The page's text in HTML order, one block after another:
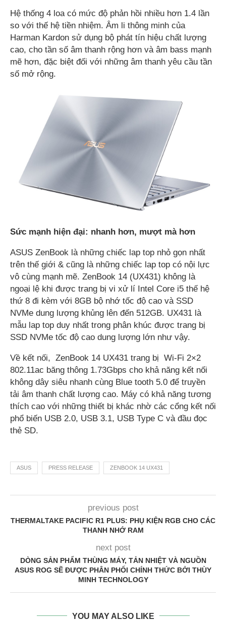
Hệ thống 4 loa có mức độ phản hồi nhiều hơn 1.4 lần
so với thế hệ tiền nhiệm. Âm li thông minh của
Harman Kardon sử dụng bộ phát tín hiệu chất lượng
cao, cho tần số âm thanh rộng hơn và âm bass mạnh
mẽ hơn, đặc biệt đối với những âm thanh yêu cầu tần
số mở rộng.
Sức mạnh hiện đại: nhanh hơn, mượt mà hơn
ASUS ZenBook là những chiếc lap top nhỏ gọn nhất
trên thế giới & cũng là những chiếc lap top có nội lực
vô cùng mạnh mẽ. ZenBook 14 (UX431) không là
ngoại lệ khi được trang bị vi xử lí Intel Core i5 thế hệ
thứ 8 đi kèm với 8GB bộ nhớ tốc độ cao và SSD
NVMe dung lượng khủng lên đến 512GB. UX431 là
mẫu lap top duy nhất trong phân khúc được trang bị
SSD NVMe tốc độ cao dung lượng lớn như vậy.
Về kết nối, ZenBook 14 UX431 trang bị Wi-Fi 2×2
802.11ac băng thông 1.73Gbps cho khả năng kết nối
không dây siêu nhanh cùng Blue tooth 5.0 để truyền
tải âm thanh chất lượng cao. Máy có khả năng tương
thích cao với những thiết bị khác nhờ các cổng kết nối
phổ biến USB 2.0, USB 3.1, USB Type C và đầu đọc
thẻ SD.
ASUS PRESS RELEASE ZENBOOK 14 UX431
previous post
THERMALTAKE PACIFIC R1 PLUS: PHỤ KIỆN RGB CHO CÁC
THANH NHỚ RAM
next post
DÒNG SẢN PHẨM THÙNG MÁY, TẢN NHIỆT VÀ NGUỒN
ASUS ROG SẼ ĐƯỢC PHÂN PHỐI CHÍNH THỨC BỞI THÙY
MINH TECHNOLOGY
YOU MAY ALSO LIKE